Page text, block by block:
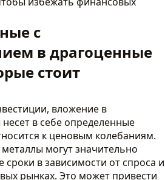
с
в драгоценные
стоит
вложение в
в себе определенные
к ценовым колебаниям.
могут значительно
сроки в зависимости от спроса и
рынках. Это может привести